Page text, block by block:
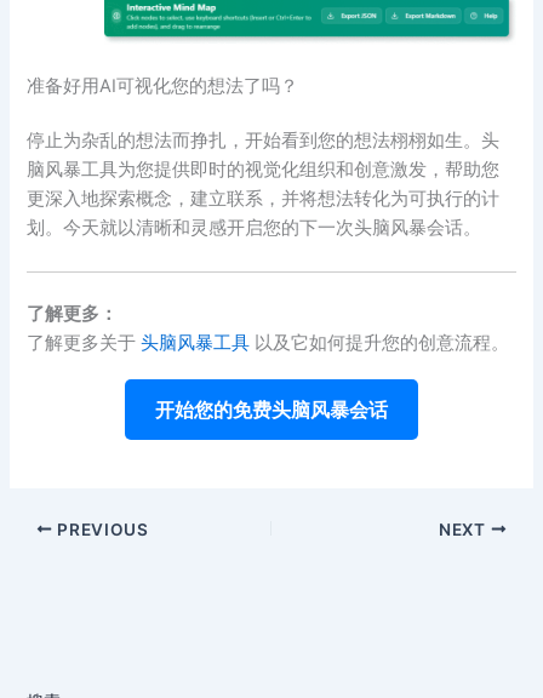
准备好用AI可视化您的想法了吗？
停止为杂乱的想法而挣扎，开始看到您的想法栩栩如生。头
脑风暴工具为您提供即时的视觉化组织和创意激发，帮助您
更深入地探索概念，建立联系，并将想法转化为可执行的计
划。今天就以清晰和灵感开启您的下一次头脑风暴会话。
了解更多：
了解更多关于头脑风暴工具 以及它如何提升您的创意流程。
开始您的免费头脑风暴会话
PREVIOUS NEXT